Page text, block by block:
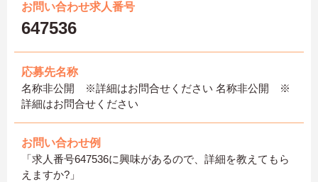
お問い合わせ求人番号
647536
応募先名称
名称非公開 ※詳細はお問合せください 名称非公開 ※
詳細はお問合せください
お問い合わせ例
「求人番号647536に興味があるので、詳細を教えてもら
えますか?」